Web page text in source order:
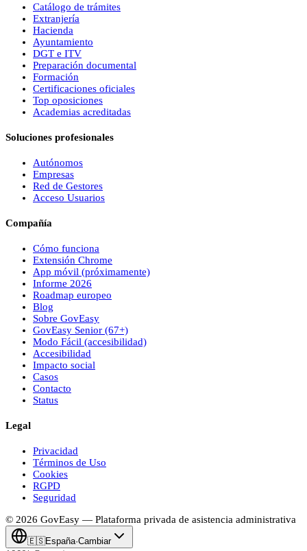
Catálogo de trámites
Extranjería
Hacienda
Ayuntamiento
DGT e ITV
Preparación documental
Formación
Certificaciones oficiales
Top oposiciones
Academias acreditadas
Soluciones profesionales
Autónomos
Empresas
Red de Gestores
Acceso Usuarios
Compañía
Cómo funciona
Extensión Chrome
App móvil (próximamente)
Informe 2026
Roadmap europeo
Blog
Sobre GovEasy
GovEasy Senior (67+)
Modo Fácil (accesibilidad)
Accesibilidad
Impacto social
Casos
Contacto
Status
Legal
Privacidad
Términos de Uso
Cookies
RGPD
Seguridad
© 2026 GovEasy — Plataforma privada de asistencia administrativa
🇪🇸España·Cambiar